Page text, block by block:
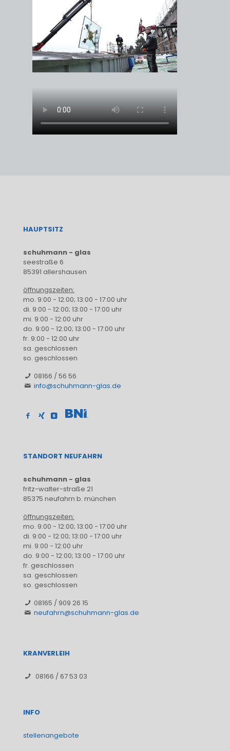
HAUPTSITZ
schuhmann - glas
seestraße 6
85391 allershausen
öffnungszeiten:
mo. 9:00 - 12:00; 13:00 - 17:00 uhr
di. 9:00 - 12:00; 13:00 - 17:00 uhr
mi. 9:00 - 12:00 uhr
do. 9:00 - 12:00; 13:00 - 17:00 uhr
fr. 9:00 - 12:00 uhr
sa. geschlossen
so. geschlossen
08166 / 56 56
info@schuhmann-glas.de
STANDORT NEUFAHRN
schuhmann - glas
fritz-walter-straße 21
85375 neufahrn b. münchen
öffnungszeiten:
mo. 9:00 - 12:00; 13:00 - 17:00 uhr
di. 9:00 - 12:00; 13:00 - 17:00 uhr
mi. 9:00 - 12:00 uhr
do. 9:00 - 12:00; 13:00 - 17:00 uhr
fr. geschlossen
sa. geschlossen
so. geschlossen
08165 / 909 26 15
neufahrn@schuhmann-glas.de
KRANVERLEIH
08166 / 67 53 03
INFO
stellenangebote